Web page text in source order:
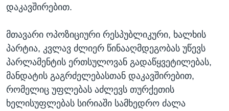
დაკავშირებით.
მთავარი ოპოზიციური რესპუბლიკური, ხალხის
პარტია, კვლავ ძლიერ წინააღმდეგობას უწევს
პარლამენტის ერთსულოვან გადაწყვეტილებას,
მანდატის გაგრძელებასთან დაკავშირებით,
რომელიც უფლებას აძლევს თურქეთის
ხელისუფლებას სირიაში სამხედრო ძალა